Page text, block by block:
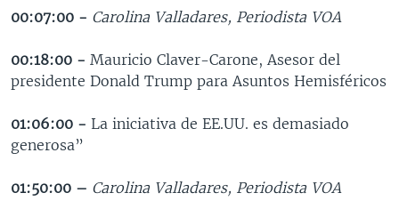
PANORAMA
ESTADOS UNIDOS AL DÍA
EL MUNDO AL DÍA [RADIO]
FORO [RADIO]
DEPORTIVO INTERNACIONAL
NOTA ECONÓMICA
ENTRETENIMIENTO
Learning English
SÍGANOS
Idiomas
00:07:00 - Carolina Valladares, Periodista VOA
00:18:00 - Mauricio Claver-Carone, Asesor del
presidente Donald Trump para Asuntos Hemisféricos
01:06:00 - La iniciativa de EE.UU. es demasiado
generosa”
01:50:00 – Carolina Valladares, Periodista VOA